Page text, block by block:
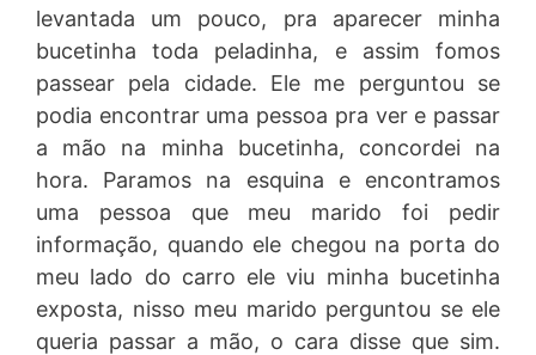
levantada um pouco, pra aparecer minha
bucetinha toda peladinha, e assim fomos
passear pela cidade. Ele me perguntou se
podia encontrar uma pessoa pra ver e passar
a mão na minha bucetinha, concordei na
hora. Paramos na esquina e encontramos
uma pessoa que meu marido foi pedir
informação, quando ele chegou na porta do
meu lado do carro ele viu minha bucetinha
exposta, nisso meu marido perguntou se ele
queria passar a mão, o cara disse que sim.